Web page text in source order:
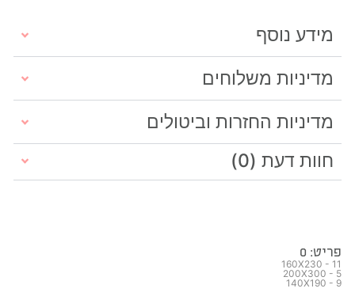
מידע נוסף
מדיניות משלוחים
מדיניות החזרות וביטולים
חוות דעת (0)
פריט: 0
160X230 - 11
200X300 - 5
140X190 - 9